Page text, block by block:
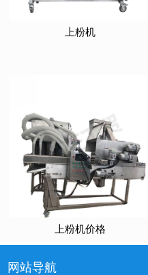
上粉机
上粉机价格
网站导航